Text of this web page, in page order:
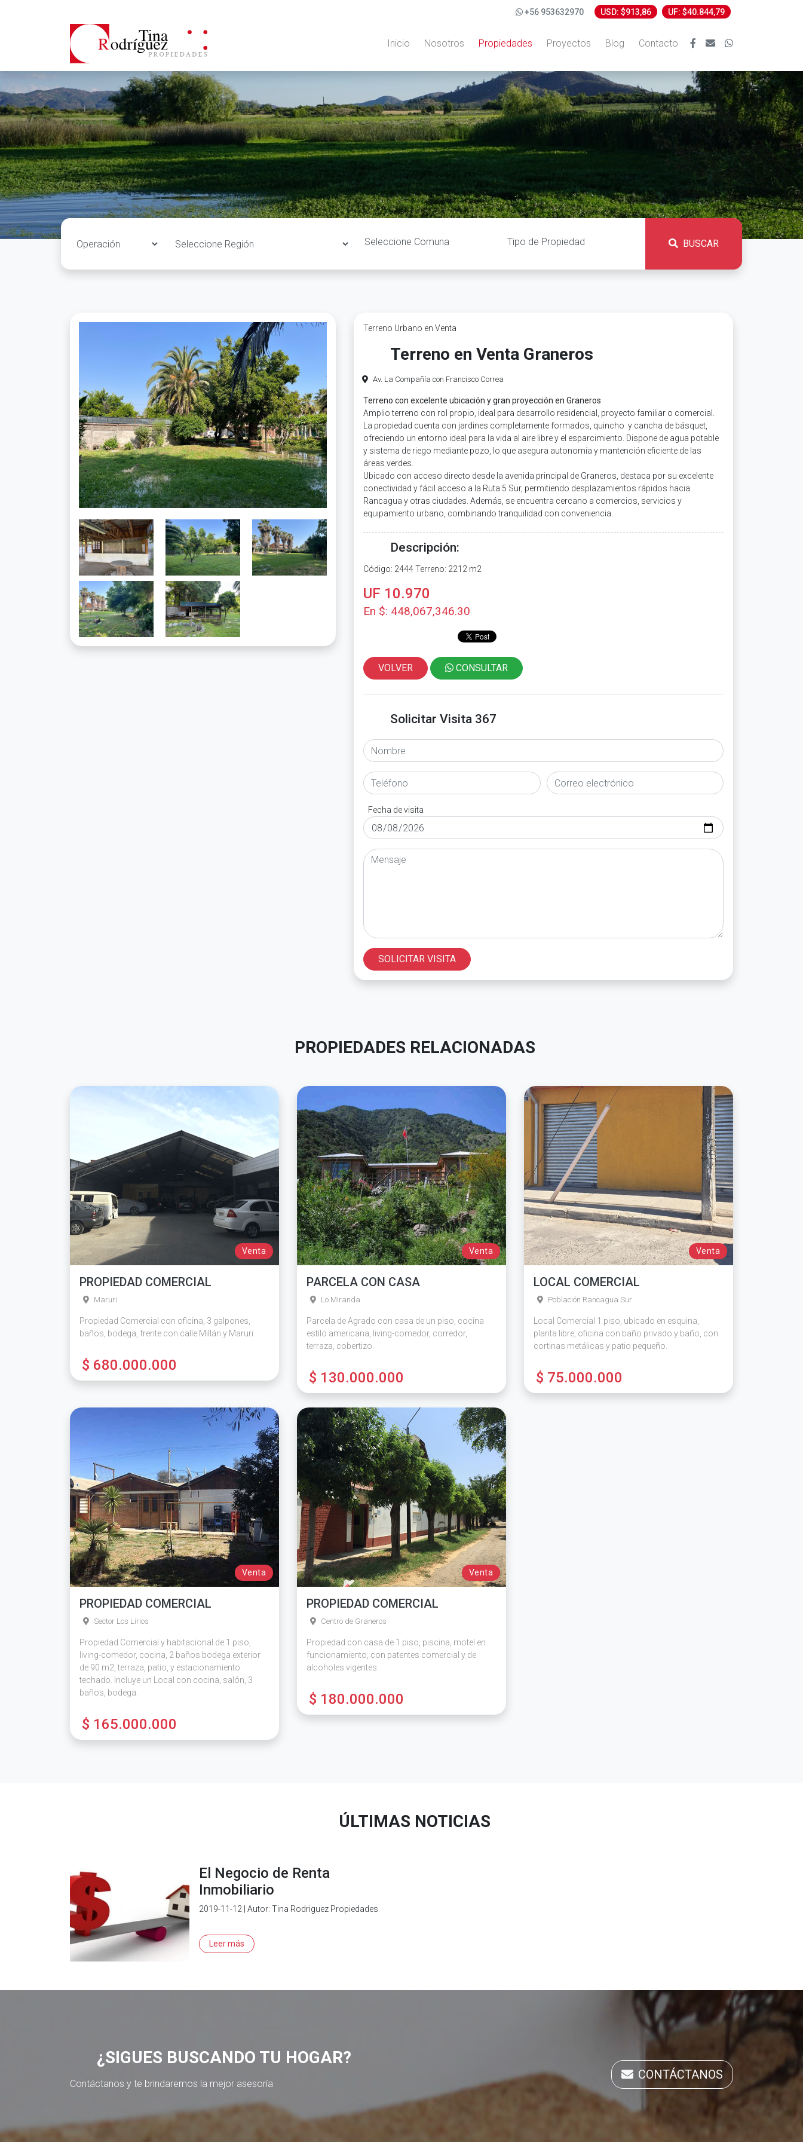
+56 953632970 USD: $913,86 UF: $40.844,79
Inicio Nosotros Propiedades Proyectos Blog Contacto
BUSCAR
Terreno Urbano en Venta
Terreno en Venta Graneros
Av. La Compañía con Francisco Correa
Terreno con excelente ubicación y gran proyección en Graneros
Amplio terreno con rol propio, ideal para desarrollo residencial, proyecto familiar o comercial.
La propiedad cuenta con jardines completamente formados, quincho y cancha de básquet,
ofreciendo un entorno ideal para la vida al aire libre y el esparcimiento. Dispone de agua potable
y sistema de riego mediante pozo, lo que asegura autonomía y mantención eficiente de las
áreas verdes.
Ubicado con acceso directo desde la avenida principal de Graneros, destaca por su excelente
conectividad y fácil acceso a la Ruta 5 Sur, permitiendo desplazamientos rápidos hacia
Rancagua y otras ciudades. Además, se encuentra cercano a comercios, servicios y
equipamiento urbano, combinando tranquilidad con conveniencia.
Descripción:
Código: 2444 Terreno: 2212 m2
UF 10.970
En $: 448,067,346.30
VOLVER CONSULTAR
Solicitar Visita 367
Fecha de visita
SOLICITAR VISITA
PROPIEDADES RELACIONADAS
Venta
PROPIEDAD COMERCIAL
Maruri
Propiedad Comercial con oficina, 3 galpones,
baños, bodega, frente con calle Millán y Maruri
$ 680.000.000
Venta
PARCELA CON CASA
Lo Miranda
Parcela de Agrado con casa de un piso, cocina
estilo americana, living-comedor, corredor,
terraza, cobertizo.
$ 130.000.000
Venta
LOCAL COMERCIAL
Población Rancagua Sur
Local Comercial 1 piso, ubicado en esquina,
planta libre, oficina con baño privado y baño, con
cortinas metálicas y patio pequeño.
$ 75.000.000
Venta
PROPIEDAD COMERCIAL
Sector Los Lirios
Propiedad Comercial y habitacional de 1 piso,
living-comedor, cocina, 2 baños bodega exterior
de 90 m2, terraza, patio, y estacionamiento
techado. Incluye un Local con cocina, salón, 3
baños, bodega.
$ 165.000.000
Venta
PROPIEDAD COMERCIAL
Centro de Graneros
Propiedad con casa de 1 piso, piscina, motel en
funcionamiento, con patentes comercial y de
alcoholes vigentes.
$ 180.000.000
ÚLTIMAS NOTICIAS
El Negocio de Renta
Inmobiliario
2019-11-12 | Autor: Tina Rodriguez Propiedades
Leer más
¿SIGUES BUSCANDO TU HOGAR?
Contáctanos y te brindaremos la mejor asesoría
CONTÁCTANOS